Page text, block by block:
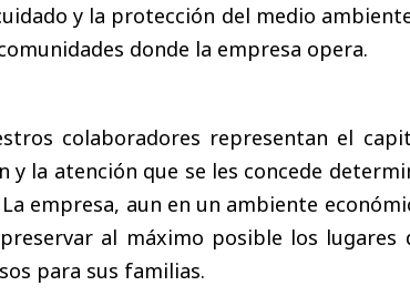
y la protección del medio
donde la empresa opera.
colaboradores representan el
la atención que se les concede
empresa, aun en un ambiente
al máximo posible los lugares
para sus familias.